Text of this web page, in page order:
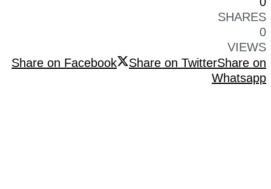
SHARES
0
VIEWS
Share on Facebook
Share on TwitterShare on
Whatsapp